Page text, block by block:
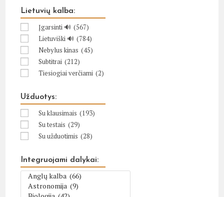
Lietuvių kalba:
Įgarsinti 🔊 (567)
Lietuviški 🔊 (784)
Nebylus kinas (45)
Subtitrai (212)
Tiesiogiai verčiami (2)
Užduotys:
Su klausimais (193)
Su testais (29)
Su užduotimis (28)
Integruojami dalykai: